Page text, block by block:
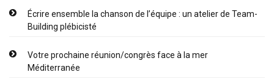
Écrire ensemble la chanson de l’équipe : un atelier de Team-
Building plébicisté
Votre prochaine réunion/congrès face à la mer
Méditerranée